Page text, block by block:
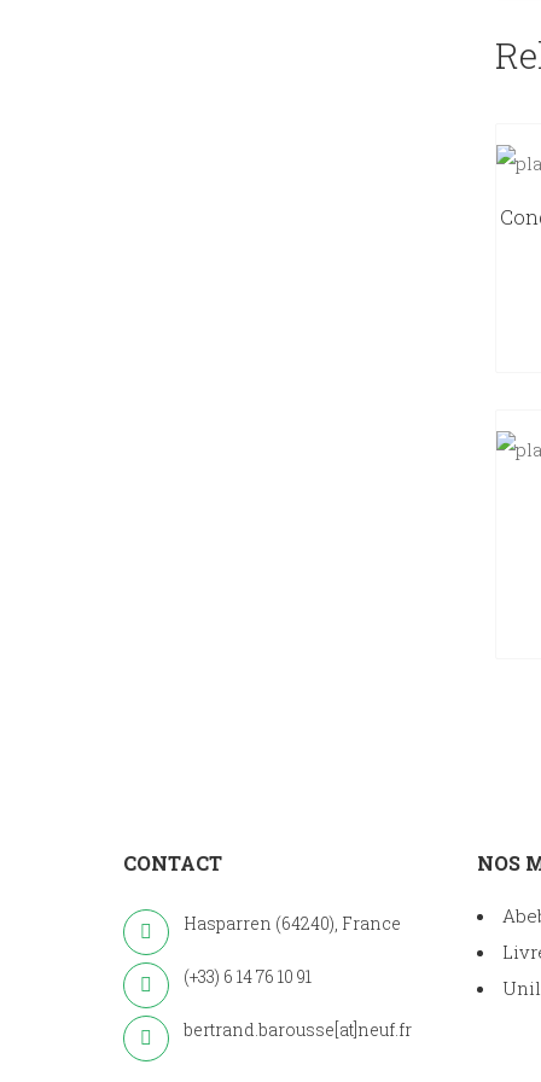
CONTACT
Hasparren (64240), France
(+33) 6 14 76 10 91
bertrand.barousse[at]neuf.fr
NOS